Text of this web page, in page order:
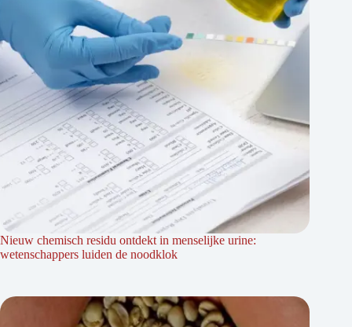
Nieuw chemisch residu ontdekt in menselijke urine:
wetenschappers luiden de noodklok